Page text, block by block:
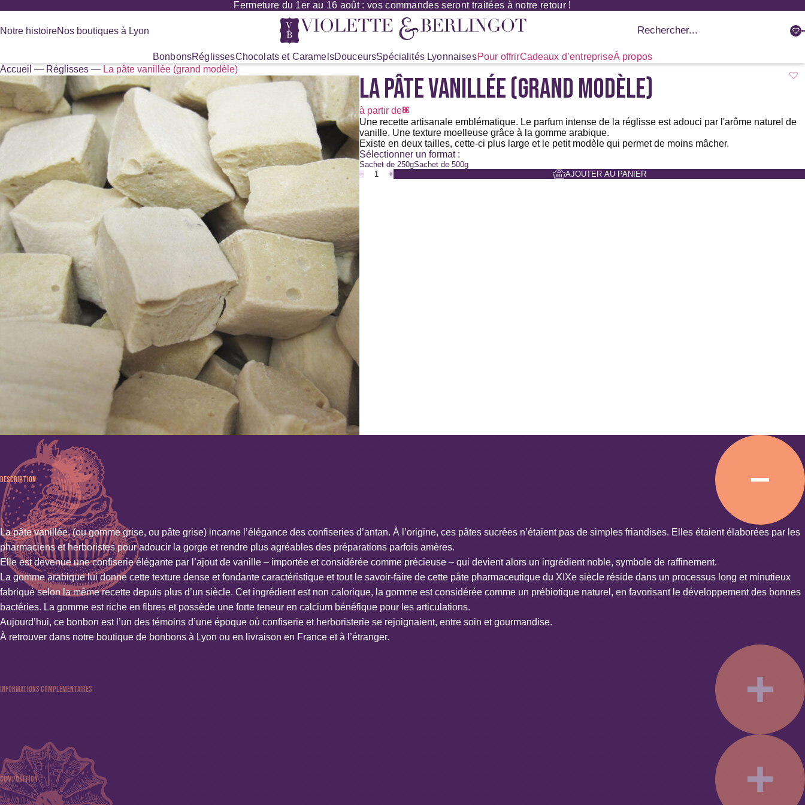
Fermeture du 1er au 16 août : vos commandes seront traitées à notre retour !
Notre histoireNos boutiques à Lyon
BonbonsRéglissesChocolats et CaramelsDouceursSpécialités LyonnaisesPour offrirCadeaux d’entrepriseÀ propos
Recherche
produits
Accueil — Réglisses — La pâte vanillée (grand modèle)
LA PÂTE VANILLÉE (GRAND MODÈLE)
à partir de8€
Une recette artisanale emblématique. Le parfum intense de la réglisse est adouci par l'arôme naturel de
vanille. Une texture moelleuse grâce à la gomme arabique.
Existe en deux tailles, cette-ci plus large et le petit modèle qui permet de moins mâcher.
Sélectionner un format :
Sachet de 250gSachet de 500g
−
quantité
de
La
pâte
vanillée
modèle)
+ AJOUTER AU PANIER
Description
La pâte vanillée, (ou gomme grise, ou pâte grise) incarne l’élégance des confiseries d’antan. À l’origine, ces pâtes sucrées n’étaient pas de simples friandises. Elles étaient élaborées par les
pharmaciens et herboristes pour adoucir la gorge et rendre plus agréables des préparations parfois amères.
Elle est devenue une confiserie élégante par l’ajout de vanille – importée et considérée comme précieuse – qui devient alors un ingrédient noble, symbole de raffinement.
La gomme arabique lui donne cette texture dense et fondante caractéristique et tout le savoir-faire de cette pâte pharmaceutique du XIXe siècle réside dans un processus long et minutieux
fabriqué selon la même recette depuis plus d’un siècle. Cet ingrédient est non calorique, la gomme est considérée comme un prébiotique naturel, en favorisant le développement des bonnes
bactéries. La gomme est riche en fibres et possède une forte teneur en calcium bénéfique pour les articulations.
Aujourd’hui, ce bonbon est l’un des témoins d’une époque où confiserie et herboristerie se rejoignaient, entre soin et gourmandise.
À retrouver dans notre boutique de bonbons à Lyon ou en livraison en France et à l’étranger.
Informations complémentaires
Couleur : Blanc
Spécificités : Sans alcool, Sans colorant, Sans conservateur ni stabilisant, Sans édulcorant, Sans gélatine, Sans lait, Vegan
Composition